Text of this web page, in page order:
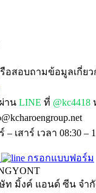
อสอบถามข้อมูลเกี่ยว
าน LINE ที่ @kc4418
เสาร์ เวลา 08:30 –
กรอกแบบฟอร์ม
ท มิ้งค์ แอนด์ ซีน จำ